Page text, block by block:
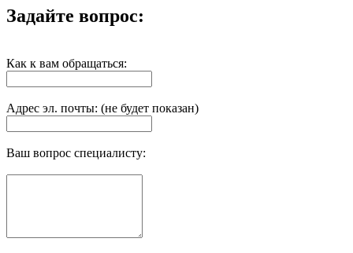
Задайте вопрос:
Как к вам обращаться:
Адрес эл. почты: (не будет показан)
Ваш вопрос специалисту: